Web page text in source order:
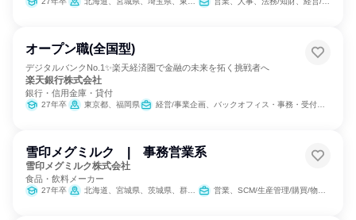
オープン職(全国型)
デジタルバンクNo.1✨楽天経済圏で金融の未来を拓く挑戦者へ
楽天銀行株式会社
銀行・信用金庫・貸付
27年卒 東京都、福岡県 経営/事業企画、バックオフィス・事務・受付、経理/税務/財務、人事、総務、IT、広報/IR、組織運営管理・公務員・事務系職種、営業、マーケティング・広告・宣伝、カスタマーサポート/コールセンター
雪印メグミルク | 事務営業系
雪印メグミルク株式会社
食品・飲料メーカー
27年卒 北海道、宮城県、茨城県、群馬県、埼玉県、千葉県、東京都、神奈川県、石川県、静岡県、愛知県、京都府、大阪府、岡山県、広島県、福岡県、沖縄県 営業、SCM/生産管理/購買/物流、総務、IT